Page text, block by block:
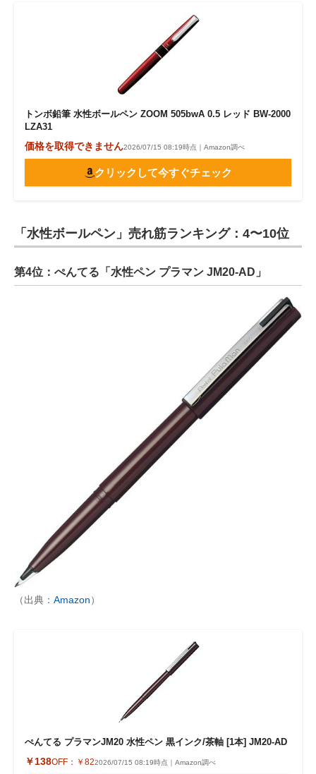
トンボ鉛筆 水性ボールペン ZOOM 505bwA 0.5 レッド BW-2000
LZA31
価格を取得できません2026/07/15 08:19時点｜Amazon調べ
クリックして今すぐチェック
「水性ボールペン」売れ筋ランキング：4〜10位
第4位：ぺんてる「水性ペン プラマン JM20-AD」
（出典： Amazon）
ぺんてる プラマンJM20 水性ペン 黒インク/茶軸 [1本] JM20-AD
￥138OFF： ￥822026/07/15 08:19時点｜Amazon調べ